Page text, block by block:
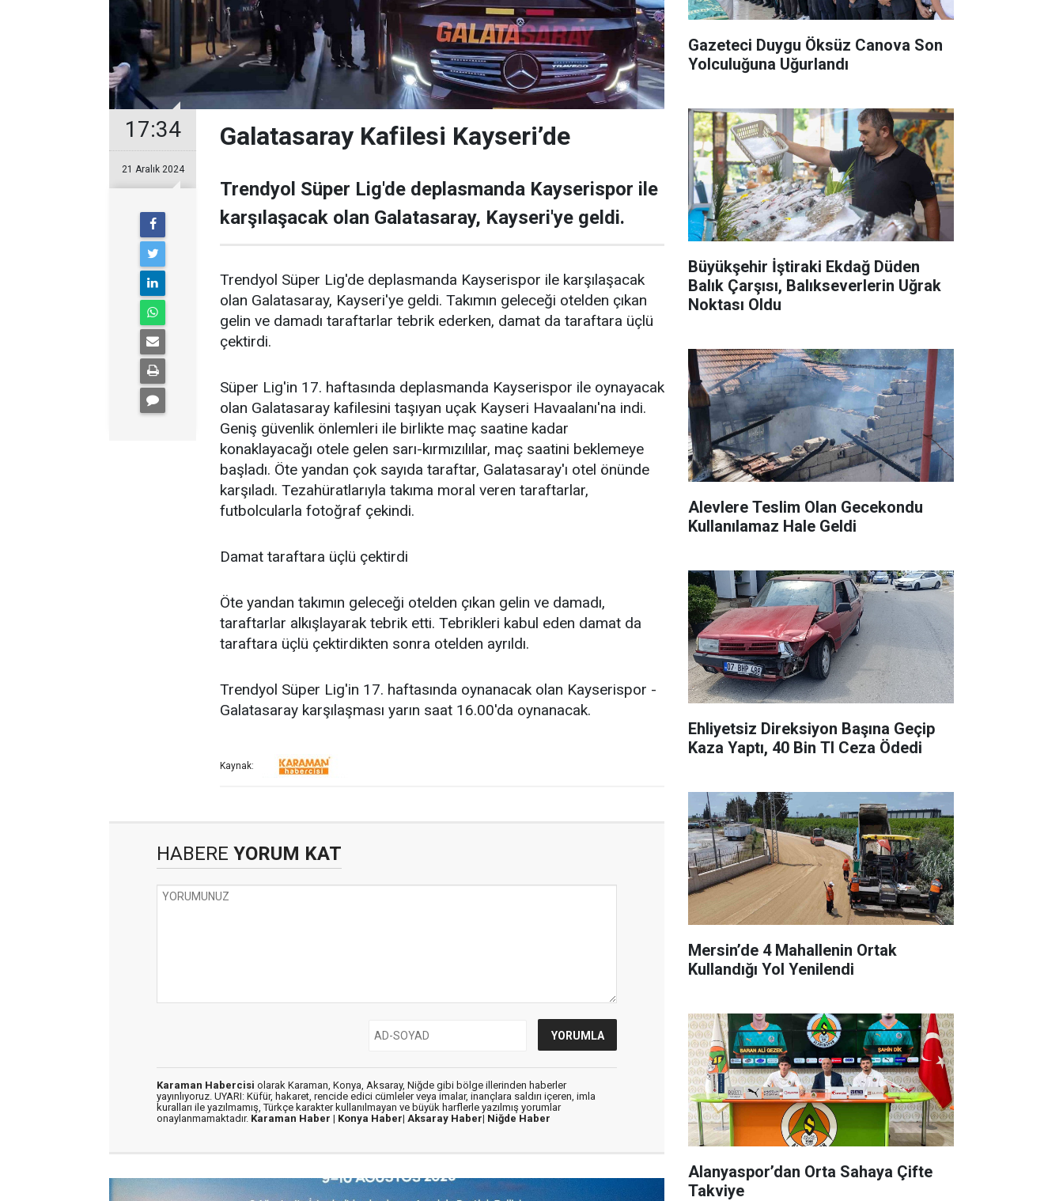
17:34
21 Aralık 2024
Galatasaray Kafilesi Kayseri’de
Trendyol Süper Lig'de deplasmanda Kayserispor ile
karşılaşacak olan Galatasaray, Kayseri'ye geldi.
Trendyol Süper Lig'de deplasmanda Kayserispor ile karşılaşacak
olan Galatasaray, Kayseri'ye geldi. Takımın geleceği otelden çıkan
gelin ve damadı taraftarlar tebrik ederken, damat da taraftara üçlü
çektirdi.
Süper Lig'in 17. haftasında deplasmanda Kayserispor ile oynayacak
olan Galatasaray kafilesini taşıyan uçak Kayseri Havaalanı'na indi.
Geniş güvenlik önlemleri ile birlikte maç saatine kadar
konaklayacağı otele gelen sarı-kırmızılılar, maç saatini beklemeye
başladı. Öte yandan çok sayıda taraftar, Galatasaray'ı otel önünde
karşıladı. Tezahüratlarıyla takıma moral veren taraftarlar,
futbolcularla fotoğraf çekindi.
Damat taraftara üçlü çektirdi
Öte yandan takımın geleceği otelden çıkan gelin ve damadı,
taraftarlar alkışlayarak tebrik etti. Tebrikleri kabul eden damat da
taraftara üçlü çektirdikten sonra otelden ayrıldı.
Trendyol Süper Lig'in 17. haftasında oynanacak olan Kayserispor -
Galatasaray karşılaşması yarın saat 16.00'da oynanacak.
Kaynak:
HABERE YORUM KAT
Karaman Habercisi olarak Karaman, Konya, Aksaray, Niğde gibi bölge illerinden haberler
yayınlıyoruz. UYARI: Küfür, hakaret, rencide edici cümleler veya imalar, inançlara saldırı içeren, imla
kuralları ile yazılmamış, Türkçe karakter kullanılmayan ve büyük harflerle yazılmış yorumlar
onaylanmamaktadır. Karaman Haber | Konya Haber| Aksaray Haber| Niğde Haber
Gazeteci Duygu Öksüz Canova Son
Yolculuğuna Uğurlandı
Büyükşehir İştiraki Ekdağ Düden
Balık Çarşısı, Balıkseverlerin Uğrak
Noktası Oldu
Alevlere Teslim Olan Gecekondu
Kullanılamaz Hale Geldi
Ehliyetsiz Direksiyon Başına Geçip
Kaza Yaptı, 40 Bin Tl Ceza Ödedi
Mersin’de 4 Mahallenin Ortak
Kullandığı Yol Yenilendi
Alanyaspor’dan Orta Sahaya Çifte
Takviye